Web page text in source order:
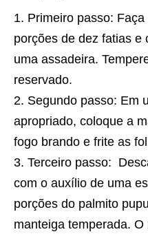
Primeiro passo:
porções de dez fatias e
uma assadeira.
reservado.
Segundo passo: Em
apropriado, coloque a
fogo brando e frite as
Terceiro passo:
com o auxílio de uma
porções do palmito
manteiga temperada.